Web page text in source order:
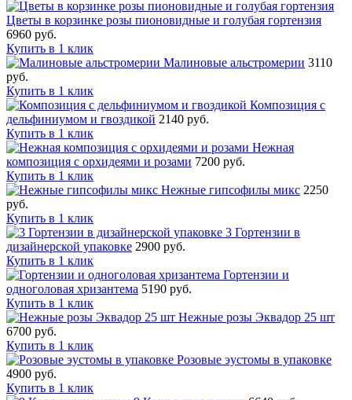
Цветы в корзинке розы пионовидные и голубая гортензия
6960 руб.
Купить в 1 клик
Малиновые альстромерии 3110
руб.
Купить в 1 клик
Композиция с
дельфиниумом и гвоздикой 2140 руб.
Купить в 1 клик
Нежная
композиция с орхидеями и розами 7200 руб.
Купить в 1 клик
Нежные гипсофилы микс 2250
руб.
Купить в 1 клик
3 Гортензии в
дизайнерской упаковке 2900 руб.
Купить в 1 клик
Гортензии и
одноголовая хризантема 5190 руб.
Купить в 1 клик
Нежные розы Эквадор 25 шт
6700 руб.
Купить в 1 клик
Розовые эустомы в упаковке
4900 руб.
Купить в 1 клик